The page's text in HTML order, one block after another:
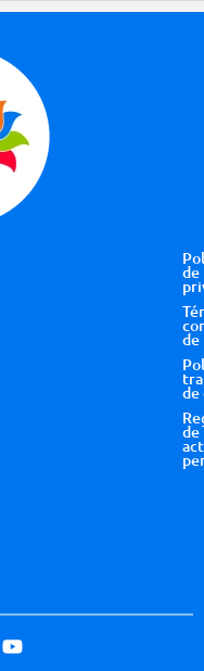
de
de
de
de